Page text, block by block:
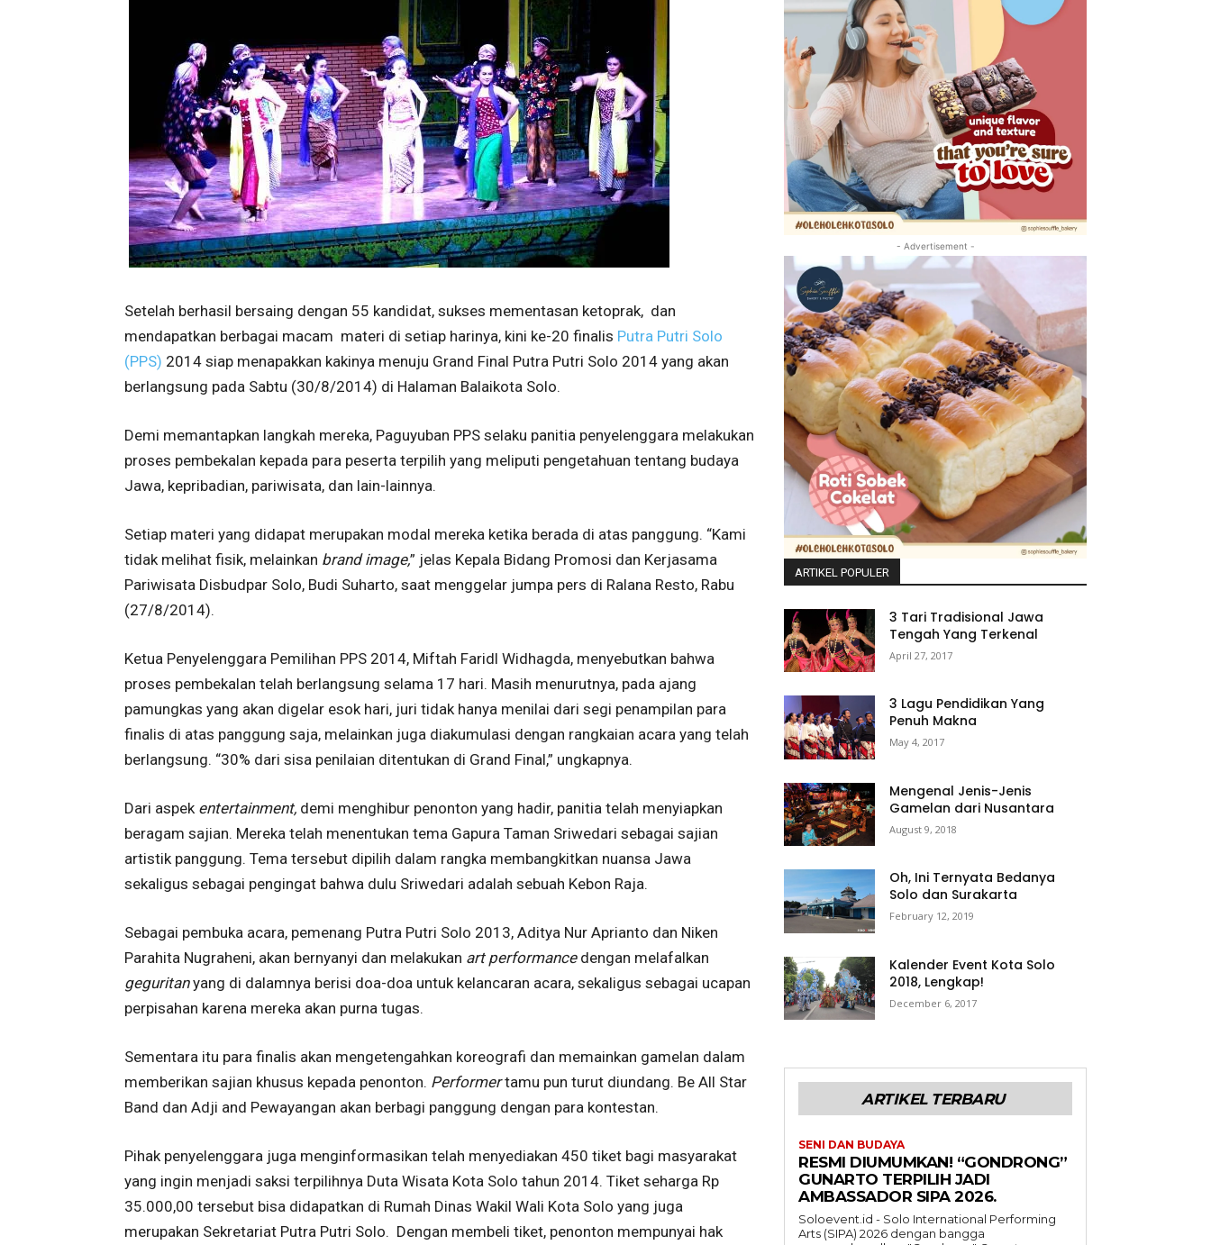
Setelah berhasil bersaing dengan 55 kandidat, sukses mementasan ketoprak, dan
mendapatkan berbagai macam materi di setiap harinya, kini ke-20 finalis Putra Putri Solo
(PPS) 2014 siap menapakkan kakinya menuju Grand Final Putra Putri Solo 2014 yang akan
berlangsung pada Sabtu (30/8/2014) di Halaman Balaikota Solo.
Demi memantapkan langkah mereka, Paguyuban PPS selaku panitia penyelenggara melakukan
proses pembekalan kepada para peserta terpilih yang meliputi pengetahuan tentang budaya
Jawa, kepribadian, pariwisata, dan lain-lainnya.
Setiap materi yang didapat merupakan modal mereka ketika berada di atas panggung. “Kami
tidak melihat fisik, melainkan brand image,” jelas Kepala Bidang Promosi dan Kerjasama
Pariwisata Disbudpar Solo, Budi Suharto, saat menggelar jumpa pers di Ralana Resto, Rabu
(27/8/2014).
Ketua Penyelenggara Pemilihan PPS 2014, Miftah Faridl Widhagda, menyebutkan bahwa
proses pembekalan telah berlangsung selama 17 hari. Masih menurutnya, pada ajang
pamungkas yang akan digelar esok hari, juri tidak hanya menilai dari segi penampilan para
finalis di atas panggung saja, melainkan juga diakumulasi dengan rangkaian acara yang telah
berlangsung. “30% dari sisa penilaian ditentukan di Grand Final,” ungkapnya.
Dari aspek entertainment, demi menghibur penonton yang hadir, panitia telah menyiapkan
beragam sajian. Mereka telah menentukan tema Gapura Taman Sriwedari sebagai sajian
artistik panggung. Tema tersebut dipilih dalam rangka membangkitkan nuansa Jawa
sekaligus sebagai pengingat bahwa dulu Sriwedari adalah sebuah Kebon Raja.
Sebagai pembuka acara, pemenang Putra Putri Solo 2013, Aditya Nur Aprianto dan Niken
Parahita Nugraheni, akan bernyanyi dan melakukan art performance dengan melafalkan
geguritanyang di dalamnya berisi doa-doa untuk kelancaran acara, sekaligus sebagai ucapan
perpisahan karena mereka akan purna tugas.
Sementara itu para finalis akan mengetengahkan koreografi dan memainkan gamelan dalam
memberikan sajian khusus kepada penonton. Performertamu pun turut diundang. Be All Star
Band dan Adji and Pewayangan akan berbagi panggung dengan para kontestan.
Pihak penyelenggara juga menginformasikan telah menyediakan 450 tiket bagi masyarakat
yang ingin menjadi saksi terpilihnya Duta Wisata Kota Solo tahun 2014. Tiket seharga Rp
35.000,00 tersebut bisa didapatkan di Rumah Dinas Wakil Wali Kota Solo yang juga
merupakan Sekretariat Putra Putri Solo. Dengan membeli tiket, penonton mempunyai hak
- Advertisement -
ARTIKEL POPULER
3 Tari Tradisional Jawa
Tengah Yang Terkenal
April 27, 2017
3 Lagu Pendidikan Yang
Penuh Makna
May 4, 2017
Mengenal Jenis-Jenis
Gamelan dari Nusantara
August 9, 2018
Oh, Ini Ternyata Bedanya
Solo dan Surakarta
February 12, 2019
Kalender Event Kota Solo
2018, Lengkap!
December 6, 2017
ARTIKEL TERBARU
SENI DAN BUDAYA
RESMI DIUMUMKAN! “GONDRONG”
GUNARTO TERPILIH JADI
AMBASSADOR SIPA 2026.
Soloevent.id - Solo International Performing
Arts (SIPA) 2026 dengan bangga